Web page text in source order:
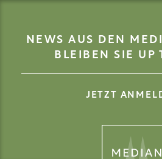
NEWS AUS DEN
BLEIBEN SIE UP
JETZT